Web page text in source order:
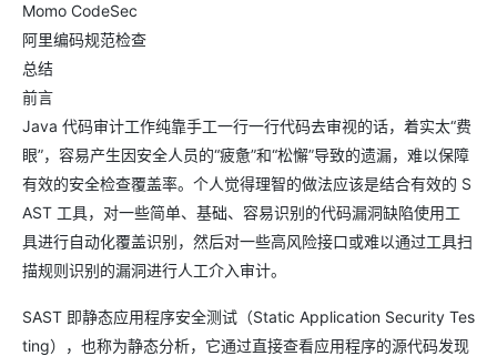
Momo CodeSec
阿里编码规范检查
总结
前言
Java 代码审计工作纯靠手工一行一行代码去审视的话，着实太“费
眼”，容易产生因安全人员的“疲惫”和“松懈”导致的遗漏，难以保障
有效的安全检查覆盖率。个人觉得理智的做法应该是结合有效的 S
AST 工具，对一些简单、基础、容易识别的代码漏洞缺陷使用工
具进行自动化覆盖识别，然后对一些高风险接口或难以通过工具扫
描规则识别的漏洞进行人工介入审计。
SAST 即静态应用程序安全测试（Static Application Security Tes
ting），也称为静态分析，它通过直接查看应用程序的源代码发现